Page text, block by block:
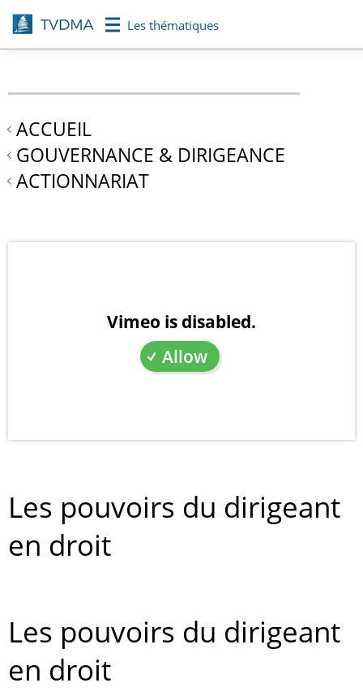
Aller
au
contenu
Les thématiques
ACCUEIL
GOUVERNANCE & DIRIGEANCE
ACTIONNARIAT
Vimeo is disabled.
Allow
Les pouvoirs du dirigeant
en droit
Les pouvoirs du dirigeant
en droit